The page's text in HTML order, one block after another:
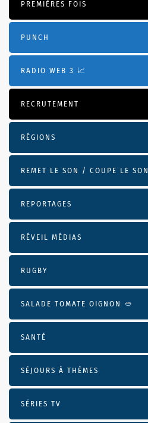
PREMIÈRES FOIS
PUNCH
RADIO WEB 3 📈
RECRUTEMENT
RÉGIONS
REMET LE SON / COUPE LE SON
REPORTAGES
RÉVEIL MÉDIAS
RUGBY
SALADE TOMATE OIGNON 🥙
SANTÉ
SÉJOURS À THÈMES
SÉRIES TV